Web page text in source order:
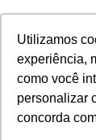
Utilizamos
experiência,
como você
personalizar
concorda
Utilizamos
experiência,
como você
personalizar
concorda